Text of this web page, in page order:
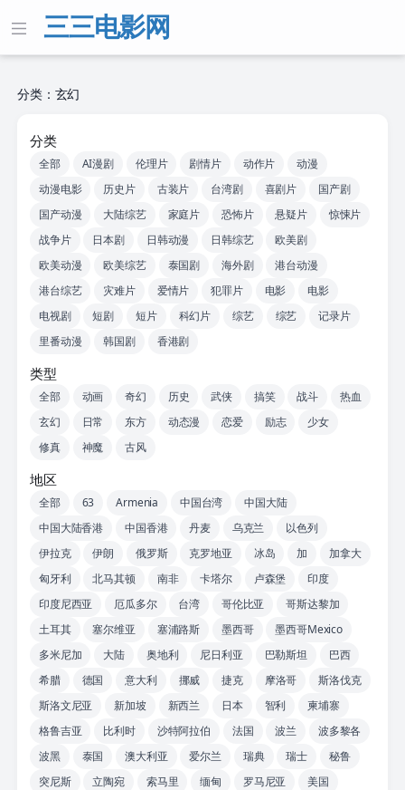
三三电影网
分类：玄幻
分类
全部 AI漫剧 伦理片 剧情片 动作片
动漫
动漫电影
历史片 古装片 台湾剧 喜剧片
国产剧
国产动漫
大陆综艺 家庭片 恐怖片 悬疑片
惊悚片
战争片
日本剧 日韩动漫 日韩综艺
欧美剧
欧美动漫
欧美综艺 泰国剧 海外剧
港台动漫
港台综艺
灾难片 爱情片 犯罪片 电影
电影
电视剧
短剧 短片 科幻片 综艺 综艺
记录片
里番动漫
韩国剧 香港剧
类型
全部 动画 奇幻 历史 武侠 搞笑 战斗
热血
玄幻
日常 东方 动态漫 恋爱 励志
少女
修真
神魔 古风
地区
全部 63 Armenia 中国台湾
中国大陆
中国大陆香港
中国香港 丹麦 乌克兰
以色列
伊拉克
伊朗 俄罗斯 克罗地亚 冰岛 加
加拿大
匈牙利
北马其顿 南非 卡塔尔 卢森堡
印度
印度尼西亚
厄瓜多尔 台湾 哥伦比亚
哥斯达黎加
土耳其
塞尔维亚 塞浦路斯 墨西哥
墨西哥Mexico
多米尼加
大陆 奥地利 尼日利亚 巴勒斯坦
巴西
希腊
德国 意大利 挪威 捷克 摩洛哥
斯洛伐克
斯洛文尼亚
新加坡 新西兰 日本 智利
柬埔寨
格鲁吉亚
比利时 沙特阿拉伯 法国 波兰
波多黎各
波黑
泰国 澳大利亚 爱尔兰 瑞典 瑞士
秘鲁
突尼斯
立陶宛 索马里 缅甸 罗马尼亚
美国